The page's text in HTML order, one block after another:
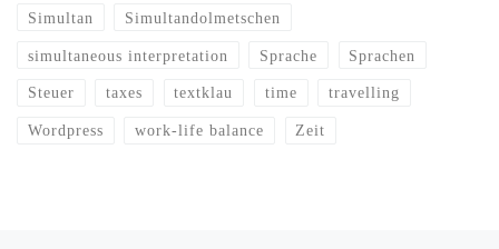
Simultan Simultandolmetschen
simultaneous interpretation Sprache Sprachen
Steuer taxes textklau time travelling
Wordpress work-life balance Zeit